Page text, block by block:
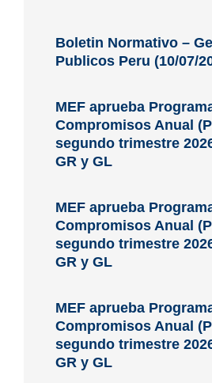
Boletin Normativo –
Publicos Peru (10/07/
MEF aprueba
Compromisos Anual
segundo trimestre
GR y GL
MEF aprueba
Compromisos Anual
segundo trimestre
GR y GL
MEF aprueba
Compromisos Anual
segundo trimestre
GR y GL